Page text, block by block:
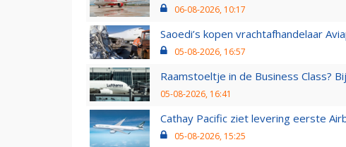
06-08-2026, 10:17
Saoedi’s kopen vrachtafhandelaar
05-08-2026, 16:57
Raamstoeltje in de Business Class?
05-08-2026, 16:41
Cathay Pacific ziet levering eerste
05-08-2026, 15:25